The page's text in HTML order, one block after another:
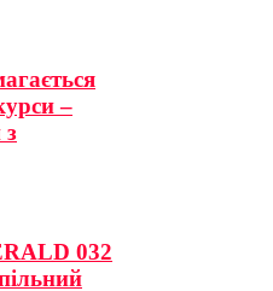
–
з
032